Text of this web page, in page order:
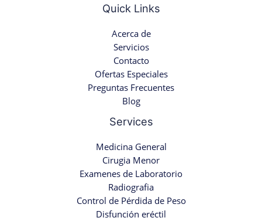
Quick Links
Acerca de
Servicios
Contacto
Ofertas Especiales
Preguntas Frecuentes
Blog
Services
Medicina General
Cirugia Menor
Examenes de Laboratorio
Radiografia
Control de Pérdida de Peso
Disfunción eréctil